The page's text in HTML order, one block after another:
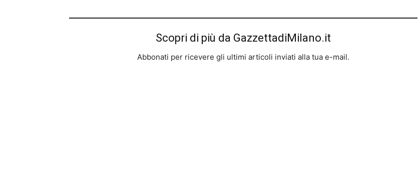
Scopri di più da GazzettadiMilano.it
Abbonati per ricevere gli ultimi articoli inviati alla tua e-mail.